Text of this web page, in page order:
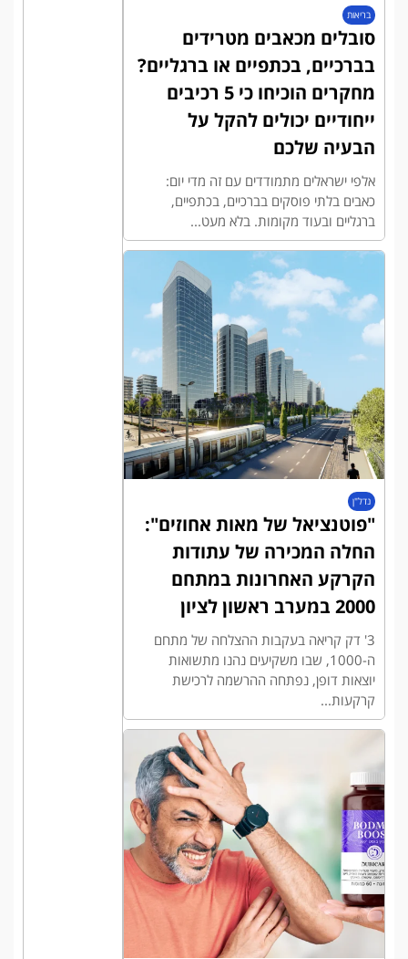
בריאות
סובלים מכאבים מטרידים
בברכיים, בכתפיים או ברגליים?
מחקרים הוכיחו כי 5 רכיבים
ייחודיים יכולים להקל על
הבעיה שלכם
אלפי ישראלים מתמודדים עם זה מדי יום:
כאבים בלתי פוסקים בברכיים, בכתפיים,
ברגליים ובעוד מקומות. בלא מעט...
נדל"ן
"פוטנציאל של מאות אחוזים":
החלה המכירה של עתודות
הקרקע האחרונות במתחם
2000 במערב ראשון לציון
3' דק קריאה בעקבות ההצלחה של מתחם
ה-1000, שבו משקיעים נהנו מתשואות
יוצאות דופן, נפתחה ההרשמה לרכישת
קרקעות...